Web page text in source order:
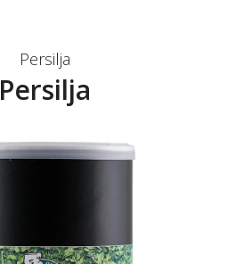
Persilja
Persilja